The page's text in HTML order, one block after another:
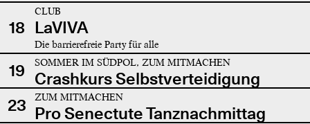
18
CLUB
LaVIVA
Die barrierefreie Party für alle
19 SOMMER IM SÜDPOL, ZUM MITMACHEN
Crashkurs Selbstverteidigung
23
ZUM MITMACHEN
Pro Senectute Tanznachmittag